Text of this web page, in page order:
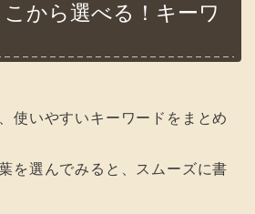
から選べる！キーワ
使いやすいキーワードをまとめ
を選んでみると、スムーズに書